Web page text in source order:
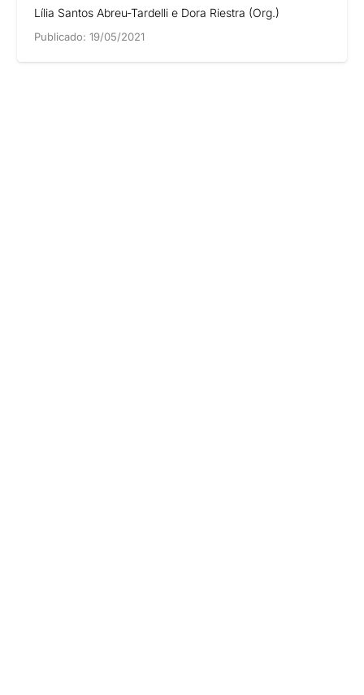
Lília Santos Abreu-Tardelli e Dora Riestra (Org.)
Publicado: 19/05/2021